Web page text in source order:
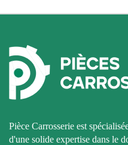
Pièce Carrosserie est
d'une solide expertise dans le